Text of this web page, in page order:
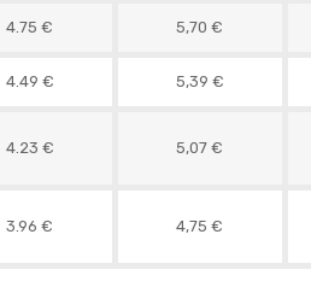
4.75 € 5,70 €
4.49 € 5,39 €
4.23 € 5,07 €
3.96 € 4,75 €